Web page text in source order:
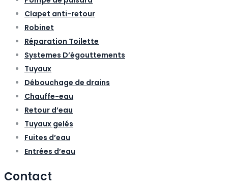
Clapet anti-retour
Robinet
Réparation Toilette
Systemes D’égouttements
Tuyaux
Débouchage de drains
Chauffe-eau
Retour d’eau
Tuyaux gelés
Fuites d’eau
Entrées d’eau
Contact